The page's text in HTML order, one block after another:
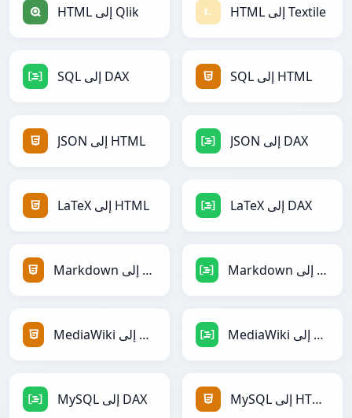
HTML إلى Qlik HTML إلى Textile
SQL إلى DAX SQL إلى HTML
JSON إلى HTML JSON إلى DAX
LaTeX إلى HTML LaTeX إلى DAX
Markdown إلى HTML Markdown إلى DAX
MediaWiki إلى HTML MediaWiki إلى DAX
MySQL إلى DAX MySQL إلى HTML